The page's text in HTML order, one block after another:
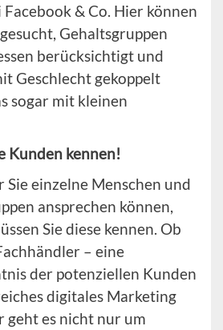
& Co. Hier können
Gehaltsgruppen
berücksichtigt und
Geschlecht gekoppelt
sogar mit kleinen
Kunden kennen!
Sie einzelne Menschen und
ansprechen können,
Sie diese kennen. Ob
– eine
der potenziellen Kunden
digitales Marketing
geht es nicht nur um